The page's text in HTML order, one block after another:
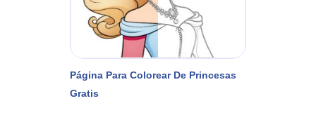
Página Para Colorear De Princesas
Gratis